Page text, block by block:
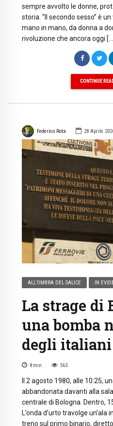
sempre avvolto le donne,
storia. “Il secondo sesso” è
mano in mano, da donna a
rivoluzione che ancora oggi
CONTINUE
Federico Rota 28 Aprile
ALL’OMBRA DEL SALICE IN
La strage di
una bomba
degli italiani
8 min 563
Il 2 agosto 1980, alle 10:25,
abbandonata davanti alla
centrale di Bologna. Dentro,
L’onda d’urto travolge un’ala
treno sul primo binario,